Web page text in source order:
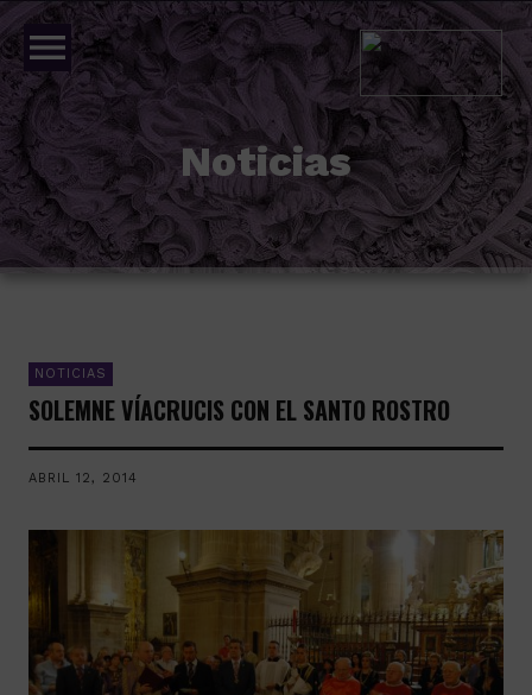
menu
Noticias
NOTICIAS
SOLEMNE VÍACRUCIS CON EL SANTO ROSTRO
ABRIL 12, 2014